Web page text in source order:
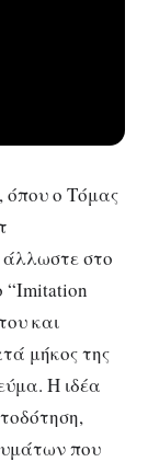
όπου ο Τόμας
στο
“Imitation
και
μήκος της
Η ιδέα
που